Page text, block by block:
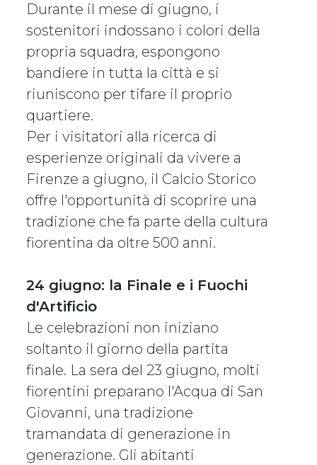
Durante il mese di giugno, i
sostenitori indossano i colori della
propria squadra, espongono
bandiere in tutta la città e si
riuniscono per tifare il proprio
quartiere.
Per i visitatori alla ricerca di
esperienze originali da vivere a
Firenze a giugno, il Calcio Storico
offre l'opportunità di scoprire una
tradizione che fa parte della cultura
fiorentina da oltre 500 anni.
24 giugno: la Finale e i Fuochi
d'Artificio
Le celebrazioni non iniziano
soltanto il giorno della partita
finale. La sera del 23 giugno, molti
fiorentini preparano l'Acqua di San
Giovanni, una tradizione
tramandata di generazione in
generazione. Gli abitanti